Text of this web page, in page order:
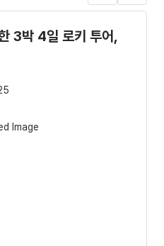
3박 4일 로키 투어,